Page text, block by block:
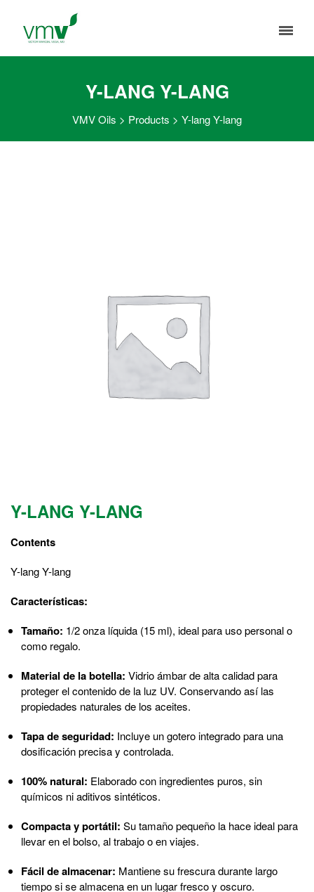
Y-LANG Y-LANG
VMV Oils > Products > Y-lang Y-lang
Y-LANG Y-LANG
Contents
Y-lang Y-lang
Características:
Tamaño: 1/2 onza líquida (15 ml), ideal para uso personal o
como regalo.
Material de la botella: Vidrio ámbar de alta calidad para
proteger el contenido de la luz UV. Conservando así las
propiedades naturales de los aceites.
Tapa de seguridad: Incluye un gotero integrado para una
dosificación precisa y controlada.
100% natural: Elaborado con ingredientes puros, sin
químicos ni aditivos sintéticos.
Compacta y portátil: Su tamaño pequeño la hace ideal para
llevar en el bolso, al trabajo o en viajes.
Fácil de almacenar: Mantiene su frescura durante largo
tiempo si se almacena en un lugar fresco y oscuro.